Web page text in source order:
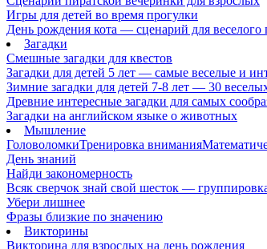
Игры для детей во время прогулки
День рождения кота — сценарий для веселого
Загадки
Смешные загадки для квестов
Загадки для детей 5 лет — самые веселые и
Зимние загадки для детей 7-8 лет — 30
Древние интересные загадки для самых
Загадки на английском языке о животных
Мышление
ГоловоломкиТренировка внимания
День знаний
Найди закономерность
Всяк сверчок знай свой шесток —
Убери лишнее
Фразы близкие по значению
Викторины
Викторина для взрослых на день рождения